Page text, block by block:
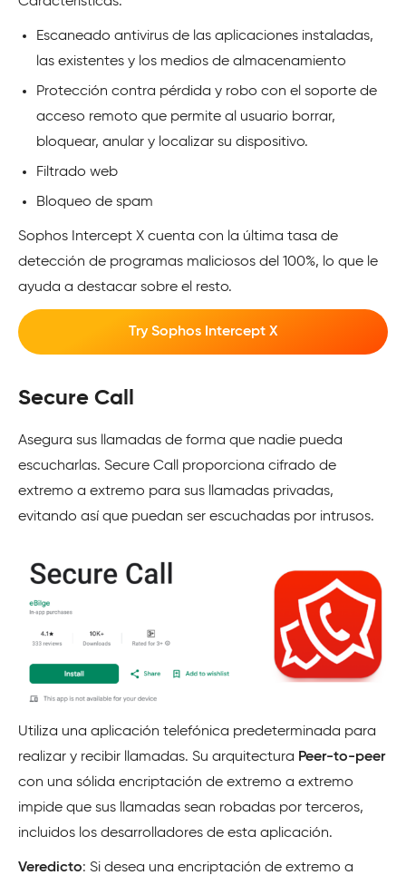
Escaneado antivirus de las aplicaciones instaladas,
las existentes y los medios de almacenamiento
Protección contra pérdida y robo con el soporte de
acceso remoto que permite al usuario borrar,
bloquear, anular y localizar su dispositivo.
Filtrado web
Bloqueo de spam
Sophos Intercept X cuenta con la última tasa de
detección de programas maliciosos del 100%, lo que le
ayuda a destacar sobre el resto.
Try Sophos Intercept X
Secure Call
Asegura sus llamadas de forma que nadie pueda
escucharlas. Secure Call proporciona cifrado de
extremo a extremo para sus llamadas privadas,
evitando así que puedan ser escuchadas por intrusos.
Utiliza una aplicación telefónica predeterminada para
realizar y recibir llamadas. Su arquitectura Peer-to-peer
con una sólida encriptación de extremo a extremo
impide que sus llamadas sean robadas por terceros,
incluidos los desarrolladores de esta aplicación.
Veredicto: Si desea una encriptación de extremo a